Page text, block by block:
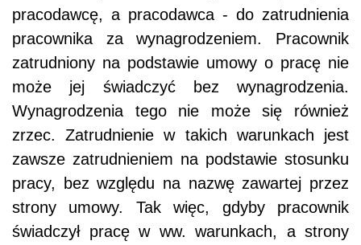
pracodawcę, a pracodawca - do zatrudnienia
pracownika za wynagrodzeniem. Pracownik
zatrudniony na podstawie umowy o pracę nie
może jej świadczyć bez wynagrodzenia.
Wynagrodzenia tego nie może się również
zrzec. Zatrudnienie w takich warunkach jest
zawsze zatrudnieniem na podstawie stosunku
pracy, bez względu na nazwę zawartej przez
strony umowy. Tak więc, gdyby pracownik
świadczył pracę w ww. warunkach, a strony